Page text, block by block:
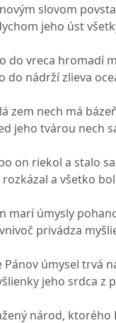
slovom
jeho úst
do vreca hromadí
do nádrží zlieva
zem nech má
jeho tvárou nech
on riekol a stalo
rozkázal a všetko
marí úmysly
privádza
Pánov úmysel trvá
jeho srdca z
národ, ktorého